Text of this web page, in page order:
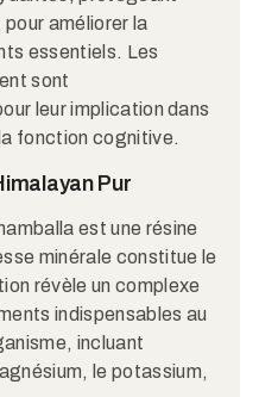
améliorer la
essentiels. Les
sont
leur implication dans
fonction cognitive.​
Pur
est une résine
minérale constitue le
révèle un complexe
indispensables au
incluant
le potassium,